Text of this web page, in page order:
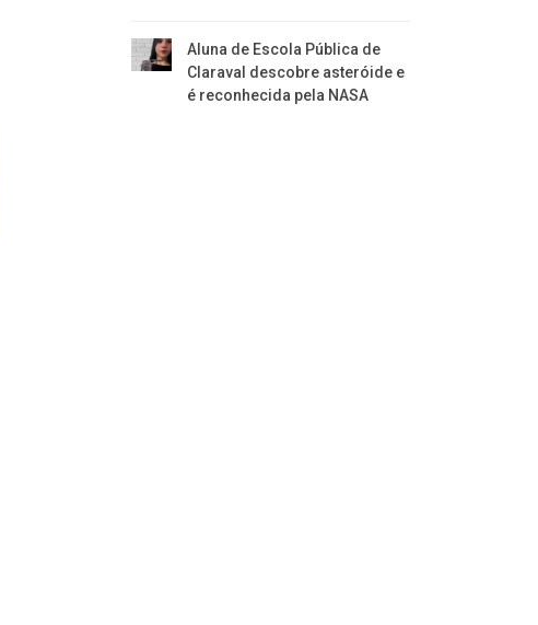
Aluna de Escola Pública de
Claraval descobre asteróide e
é reconhecida pela NASA